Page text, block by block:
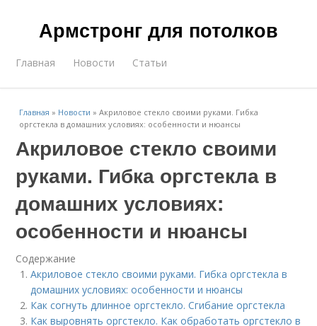
Армстронг для потолков
Главная Новости Статьи
Главная » Новости »Акриловое стекло своими руками. Гибка
оргстекла в домашних условиях: особенности и нюансы
Акриловое стекло своими
руками. Гибка оргстекла в
домашних условиях:
особенности и нюансы
Содержание
Акриловое стекло своими руками. Гибка оргстекла в
домашних условиях: особенности и нюансы
Как согнуть длинное оргстекло. Сгибание оргстекла
Как выровнять оргстекло. Как обработать оргстекло в